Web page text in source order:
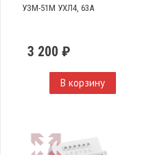
УЗМ-51М УХЛ4, 63А
3 200 ₽
В корзину